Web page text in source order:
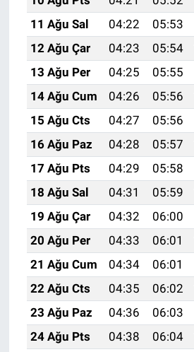
11 Ağu Sal
04:22 05:53
12 Ağu Çar
04:23 05:54
13 Ağu Per
04:25 05:55
14 Ağu Cum
04:26 05:56
15 Ağu Cts
04:27 05:56
16 Ağu Paz
04:28 05:57
17 Ağu Pts
04:29 05:58
18 Ağu Sal
04:31 05:59
19 Ağu Çar
04:32 06:00
20 Ağu Per
04:33 06:01
21 Ağu Cum
04:34 06:01
22 Ağu Cts
04:35 06:02
23 Ağu Paz
04:36 06:03
24 Ağu Pts
04:38 06:04